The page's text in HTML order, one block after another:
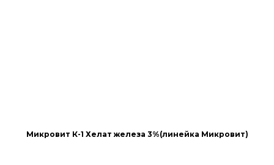
Микровит К-1 Хелат железа 3%(линейка Микровит)